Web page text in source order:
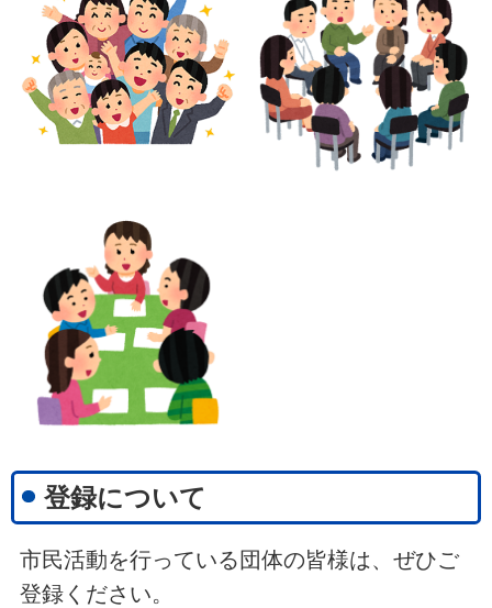
登録について
市民活動を行っている団体の皆様は、ぜひご
登録ください。